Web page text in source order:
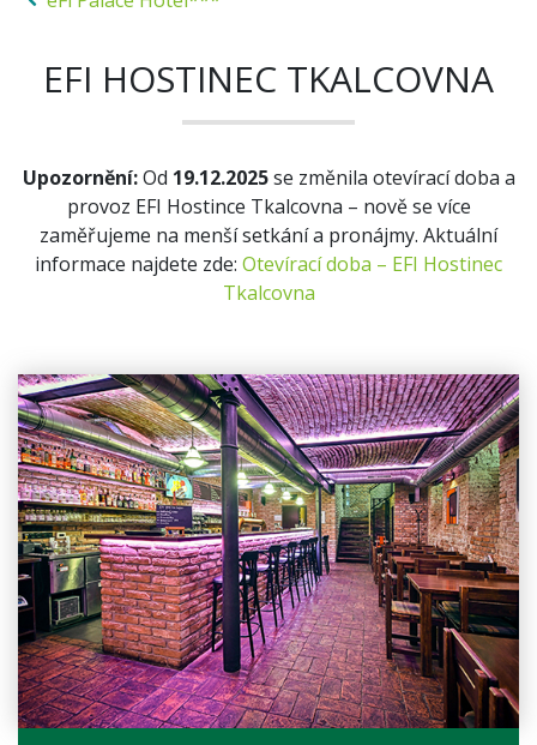
EFI HOSTINEC TKALCOVNA
Upozornění:Od 19.12.2025se změnila otevírací doba a
provoz EFI Hostince Tkalcovna – nově se více
zaměřujeme na menší setkání a pronájmy. Aktuální
informace najdete zde: Otevírací doba – EFI Hostinec
Tkalcovna